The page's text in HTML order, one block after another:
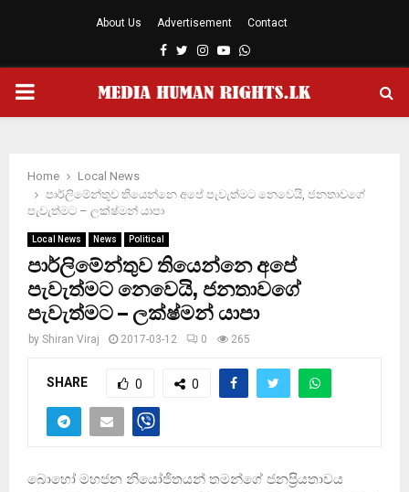
About Us Advertisement Contact
Facebook
TwitterInstagram
YoutubeWhatsapp
PRIMARY
Home
Local News
පාර්ලිමේන්තුව තියෙන්නෙ අපේ පැවැත්මට නෙවෙයි, ජනතාවගේ
පැවැත්මට – ලක්ෂ්මන් යාපා
Local News News Political
පාර්ලිමේන්තුව තියෙන්නෙ අපේ
පැවැත්මට නෙවෙයි, ජනතාවගේ
පැවැත්මට – ලක්ෂ්මන් යාපා
by Shiran Viraj 2017-03-12 0 265
SHARE 0 0
බොහෝ මහජන නියෝජිතයන් තමන්ගේ ජනප්‍රියතාවය